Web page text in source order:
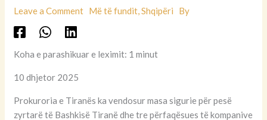
Leave a Comment Më të fundit,Shqipëri By
Koha e parashikuar e leximit: 1 minut
10 dhjetor 2025
Prokuroria e Tiranës ka vendosur masa sigurie për pesë
zyrtarë të Bashkisë Tiranë dhe tre përfaqësues të kompanive